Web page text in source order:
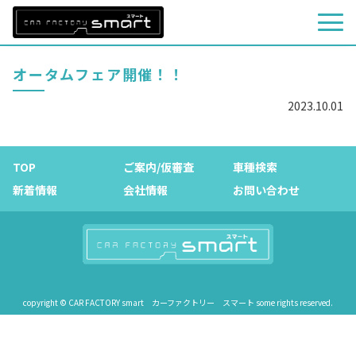
オータムフェア開催！！
2023.10.01
TOP ご案内/仮審査
車種検索
新着情報
会社情報 お問い合わせ
copyright © CAR FACTORY smart カーファクトリー スマート some rights reserved.